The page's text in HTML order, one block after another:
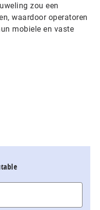
zou een
waardoor operatoren
mobiele en vaste